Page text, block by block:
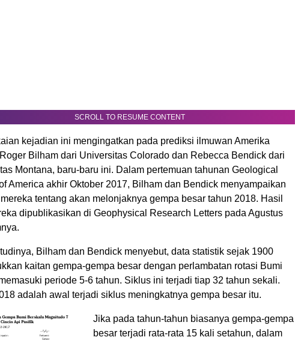
SCROLL TO RESUME CONTENT
kejadian ini mengingatkan pada prediksi ilmuwan Amerika
Bilham dari Universitas Colorado dan Rebecca Bendick dari
Montana, baru-baru ini. Dalam pertemuan tahunan Geological
America akhir Oktober 2017, Bilham dan Bendick menyampaikan
tentang akan melonjaknya gempa besar tahun 2018. Hasil
dipublikasikan di Geophysical Research Letters pada Agustus
Bilham dan Bendick menyebut, data statistik sejak 1900
kaitan gempa-gempa besar dengan perlambatan rotasi Bumi
periode 5-6 tahun. Siklus ini terjadi tiap 32 tahun sekali.
adalah awal terjadi siklus meningkatnya gempa besar itu.
Jika pada tahun-tahun biasanya gempa-gempa
besar terjadi rata-rata 15 kali setahun, dalam